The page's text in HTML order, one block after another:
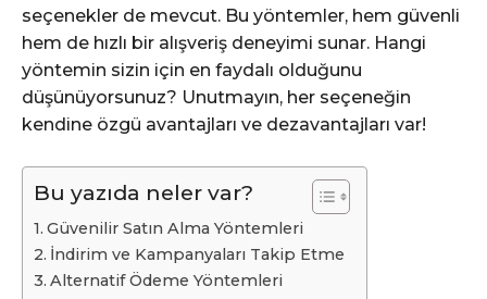
seçenekler de mevcut. Bu yöntemler, hem güvenli
hem de hızlı bir alışveriş deneyimi sunar. Hangi
yöntemin sizin için en faydalı olduğunu
düşünüyorsunuz? Unutmayın, her seçeneğin
kendine özgü avantajları ve dezavantajları var!
Bu yazıda neler var?
Güvenilir Satın Alma Yöntemleri
İndirim ve Kampanyaları Takip Etme
Alternatif Ödeme Yöntemleri